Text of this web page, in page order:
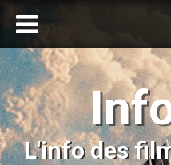
L'info des